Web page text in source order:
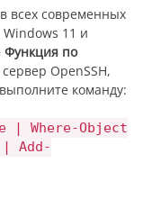
всех современных
11 и
Функция по
OpenSSH,
команду:
| Where-Object
| Add-